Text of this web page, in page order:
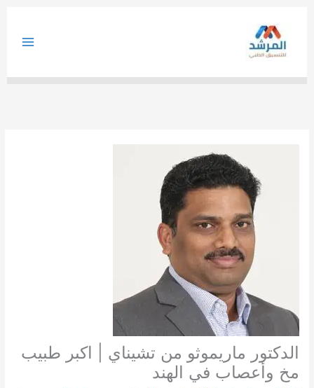
الدكتور ماريموثو من تشيناي | اكبر طبيب
مخ وأعصاب في الهند